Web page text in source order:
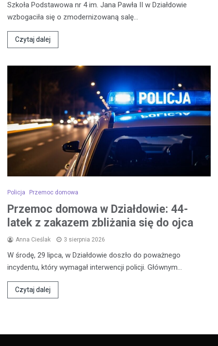
Szkoła Podstawowa nr 4 im. Jana Pawła II w Działdowie
wzbogaciła się o zmodernizowaną salę…
Czytaj dalej
Policja Przemoc domowa
Przemoc domowa w Działdowie: 44-
latek z zakazem zbliżania się do ojca
Anna Cieślak 3 sierpnia 2026
W środę, 29 lipca, w Działdowie doszło do poważnego
incydentu, który wymagał interwencji policji. Głównym…
Czytaj dalej